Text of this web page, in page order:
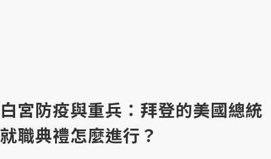
白宮防疫與重兵：拜登的美國總統
就職典禮怎麼進行？